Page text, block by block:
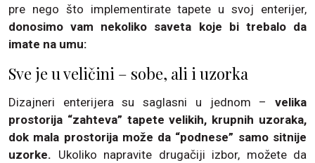
pre nego što implementirate tapete u svoj enterijer,
donosimo vam nekoliko saveta koje bi trebalo da
imate na umu:
Sve je u veličini – sobe, ali i uzorka
Dizajneri enterijera su saglasni u jednom – velika
prostorija “zahteva” tapete velikih, krupnih uzoraka,
dok mala prostorija može da “podnese” samo sitnije
uzorke. Ukoliko napravite drugačiji izbor, možete da